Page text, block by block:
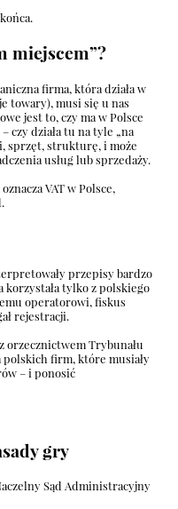
miejscem”?
firma, która działa w
towary), musi się u nas
jest to, czy ma w Polsce
czy działa tu na tyle „na
sprzęt, strukturę, i może
usług lub sprzedaży.
VAT w Polsce,
przepisy bardzo
korzystała tylko z polskiego
operatorowi, fiskus
rejestracji.
orzecznictwem Trybunału
polskich firm, które musiały
– i ponosić
gry
Sąd Administracyjny